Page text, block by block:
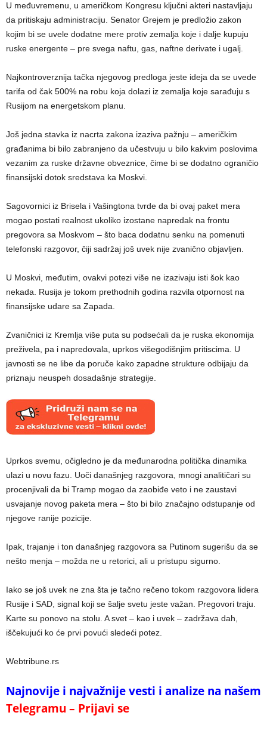
U međuvremenu, u američkom Kongresu ključni akteri nastavljaju
da pritiskaju administraciju. Senator Grejem je predložio zakon
kojim bi se uvele dodatne mere protiv zemalja koje i dalje kupuju
ruske energente – pre svega naftu, gas, naftne derivate i ugalj.
Najkontroverznija tačka njegovog predloga jeste ideja da se uvede
tarifa od čak 500% na robu koja dolazi iz zemalja koje sarađuju s
Rusijom na energetskom planu.
Još jedna stavka iz nacrta zakona izaziva pažnju – američkim
građanima bi bilo zabranjeno da učestvuju u bilo kakvim poslovima
vezanim za ruske državne obveznice, čime bi se dodatno ograničio
finansijski dotok sredstava ka Moskvi.
Sagovornici iz Brisela i Vašingtona tvrde da bi ovaj paket mera
mogao postati realnost ukoliko izostane napredak na frontu
pregovora sa Moskvom – što baca dodatnu senku na pomenuti
telefonski razgovor, čiji sadržaj još uvek nije zvanično objavljen.
U Moskvi, međutim, ovakvi potezi više ne izazivaju isti šok kao
nekada. Rusija je tokom prethodnih godina razvila otpornost na
finansijske udare sa Zapada.
Zvaničnici iz Kremlja više puta su podsećali da je ruska ekonomija
preživela, pa i napredovala, uprkos višegodišnjim pritiscima. U
javnosti se ne libe da poruče kako zapadne strukture odbijaju da
priznaju neuspeh dosadašnje strategije.
Uprkos svemu, očigledno je da međunarodna politička dinamika
ulazi u novu fazu. Uoči današnjeg razgovora, mnogi analitičari su
procenjivali da bi Tramp mogao da zaobiđe veto i ne zaustavi
usvajanje novog paketa mera – što bi bilo značajno odstupanje od
njegove ranije pozicije.
Ipak, trajanje i ton današnjeg razgovora sa Putinom sugerišu da se
nešto menja – možda ne u retorici, ali u pristupu sigurno.
Iako se još uvek ne zna šta je tačno rečeno tokom razgovora lidera
Rusije i SAD, signal koji se šalje svetu jeste važan. Pregovori traju.
Karte su ponovo na stolu. A svet – kao i uvek – zadržava dah,
iščekujući ko će prvi povući sledeći potez.
Webtribune.rs
Najnovije i najvažnije vesti i analize na našem
Telegramu – Prijavi se